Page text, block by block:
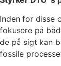
Inden for disse
fokusere på
de på sigt kan
fossile